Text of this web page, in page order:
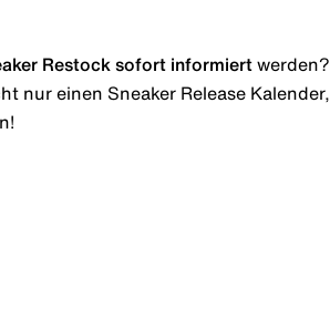
Restock sofort informiert werden?
nur einen Sneaker Release Kalender,